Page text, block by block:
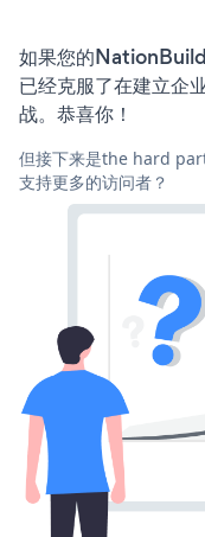
如果您的
已经克服了在建立企
战。恭喜你！
但接下来是the hard
支持更多的访问者？